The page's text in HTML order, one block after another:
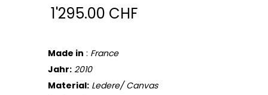
1'295.00 CHF
Made in : France
Jahr: 2010
Material: Ledere/ Canvas